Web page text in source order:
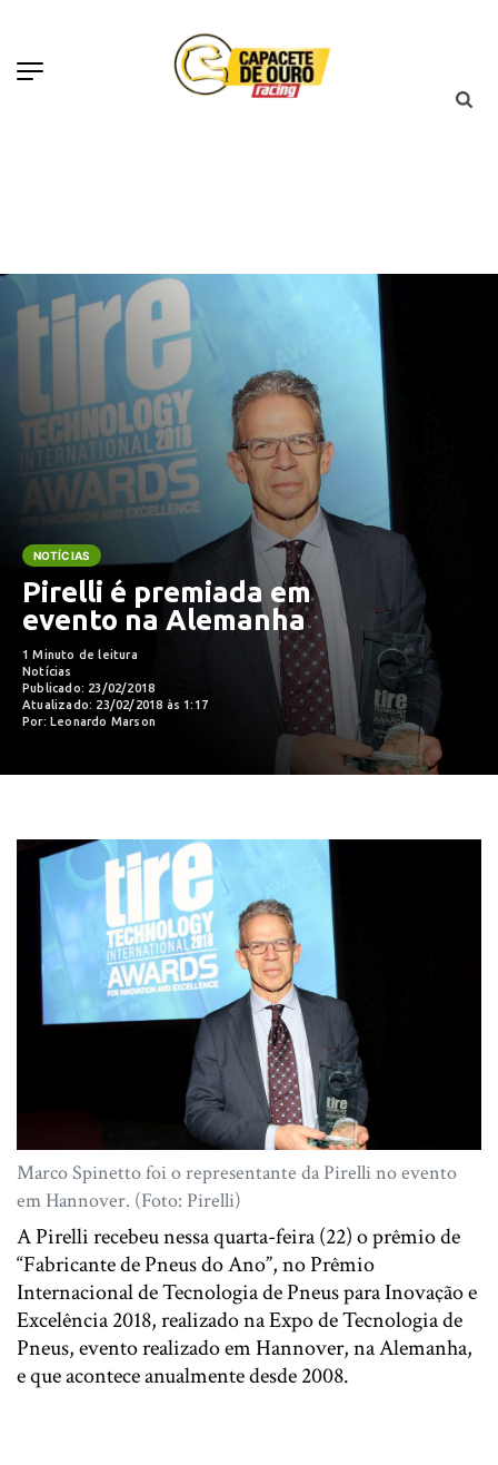
NOTÍCIAS
Pirelli é premiada em
evento na Alemanha
1 Minuto de leitura
Notícias
Publicado: 23/02/2018
Atualizado: 23/02/2018 às 1:17
Por: Leonardo Marson
Marco Spinetto foi o representante da Pirelli no evento
em Hannover. (Foto: Pirelli)
A Pirelli recebeu nessa quarta-feira (22) o prêmio de
“Fabricante de Pneus do Ano”, no Prêmio
Internacional de Tecnologia de Pneus para Inovação e
Excelência 2018, realizado na Expo de Tecnologia de
Pneus, evento realizado em Hannover, na Alemanha,
e que acontece anualmente desde 2008.